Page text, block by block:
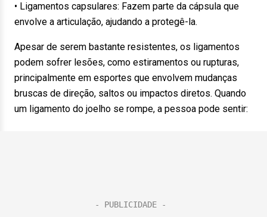
• Ligamentos capsulares: Fazem parte da cápsula que
envolve a articulação, ajudando a protegê-la.
Apesar de serem bastante resistentes, os ligamentos
podem sofrer lesões, como estiramentos ou rupturas,
principalmente em esportes que envolvem mudanças
bruscas de direção, saltos ou impactos diretos. Quando
um ligamento do joelho se rompe, a pessoa pode sentir: